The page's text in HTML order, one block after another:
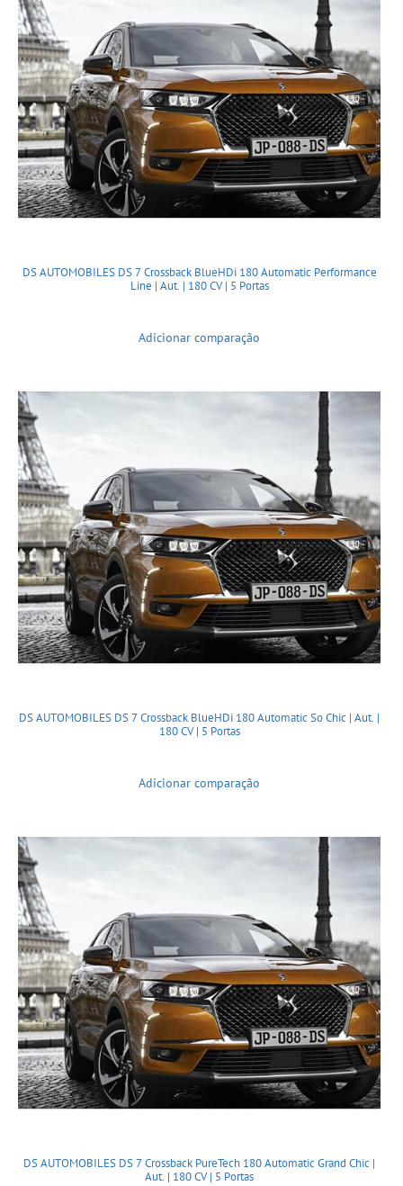
DS AUTOMOBILES DS 7 Crossback BlueHDi 180 Automatic Performance
Line | Aut. | 180 CV | 5 Portas
Adicionar comparação
DS AUTOMOBILES DS 7 Crossback BlueHDi 180 Automatic So Chic | Aut. |
180 CV | 5 Portas
Adicionar comparação
DS AUTOMOBILES DS 7 Crossback PureTech 180 Automatic Grand Chic |
Aut. | 180 CV | 5 Portas